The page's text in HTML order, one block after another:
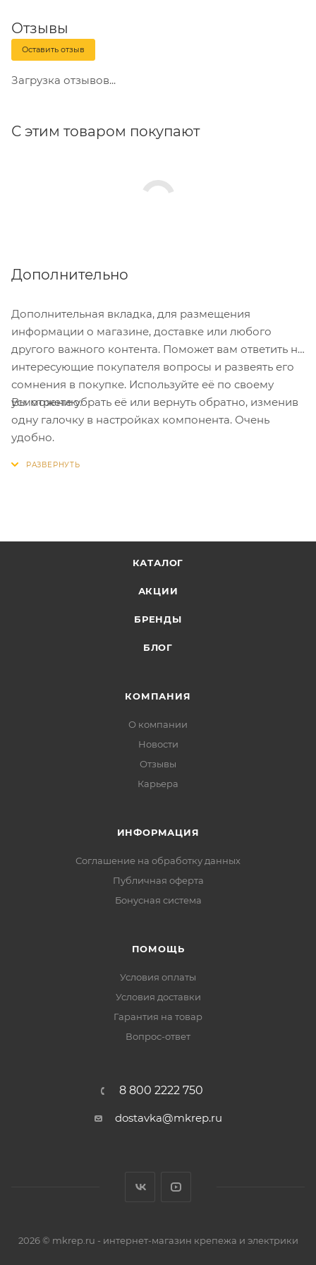
Отзывы
Оставить отзыв
Загрузка отзывов...
С этим товаром покупают
Дополнительно
Дополнительная вкладка, для размещения
информации о магазине, доставке или любого
другого важного контента. Поможет вам ответить на
интересующие покупателя вопросы и развеять его
сомнения в покупке. Используйте её по своему
усмотрению.
Вы можете убрать её или вернуть обратно, изменив
одну галочку в настройках компонента. Очень
удобно.
КАТАЛОГ
АКЦИИ
БРЕНДЫ
БЛОГ
КОМПАНИЯ
О компании
Новости
Отзывы
Карьера
ИНФОРМАЦИЯ
Соглашение на обработку данных
Публичная оферта
Бонусная система
ПОМОЩЬ
Условия оплаты
Условия доставки
Гарантия на товар
Вопрос-ответ
8 800 2222 750
dostavka@mkrep.ru
2026 © mkrep.ru - интернет-магазин крепежа и электрики